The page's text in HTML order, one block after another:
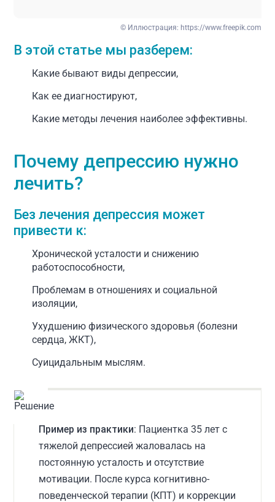
© Иллюстрация: https://www.freepik.com
В этой статье мы разберем:
Какие бывают виды депрессии,
Как ее диагностируют,
Какие методы лечения наиболее эффективны.
Почему депрессию нужно
лечить?
Без лечения депрессия может
привести к:
Хронической усталости и снижению
работоспособности,
Проблемам в отношениях и социальной
изоляции,
Ухудшению физического здоровья (болезни
сердца, ЖКТ),
Суицидальным мыслям.
Пример из практики: Пациентка 35 лет с
тяжелой депрессией жаловалась на
постоянную усталость и отсутствие
мотивации. После курса когнитивно-
поведенческой терапии (КПТ) и коррекции